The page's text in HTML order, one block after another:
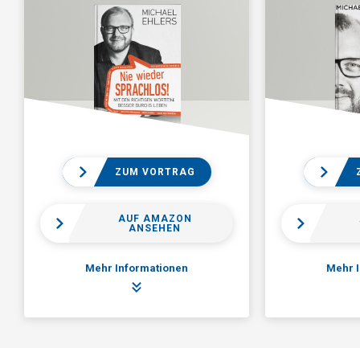
Mehr Informationen
ZUM VORTRAG
AUF AMAZON
ANSEHEN
Mehr